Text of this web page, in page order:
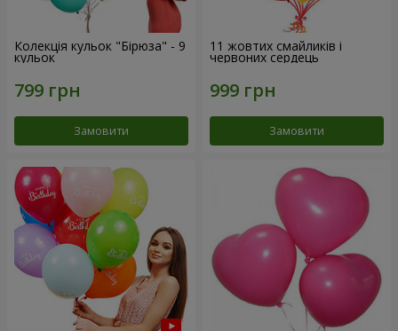
Колекція кульок "Бірюза" - 9
кульок
Замовити
11 жовтих смайликів і
червоних сердець
Замовити